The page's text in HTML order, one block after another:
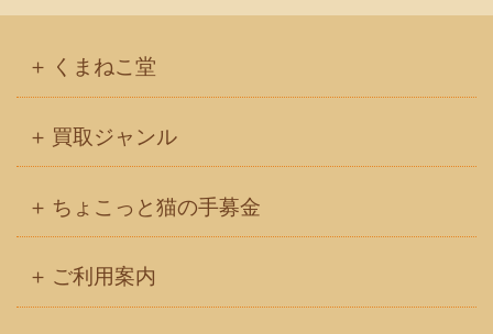
くまねこ堂
買取ジャンル
ちょこっと猫の手募金
ご利用案内